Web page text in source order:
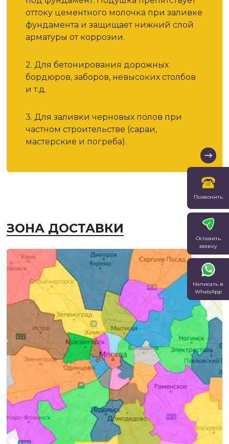
оттоку цементного молочка при заливке
фундамента и защищает нижний слой
арматуры от коррозии.
2. Для бетонирования дорожных
бордюров, заборов, невысоких столбов
и т.д.
3. Для заливки черновых полов при
частном строительстве (сараи,
мастерские и погреба).
ЗОНА ДОСТАВКИ
Позвонить
Оставить
заявку
Написать в
WhatsApp